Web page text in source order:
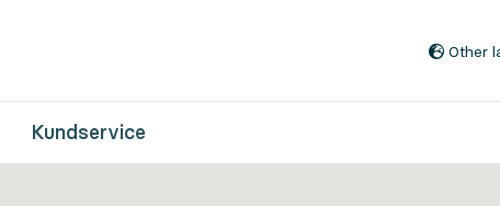
Other
Kundservice